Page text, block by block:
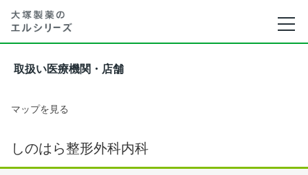
取扱い医療機関・店舗
マップを見る
しのはら整形外科内科